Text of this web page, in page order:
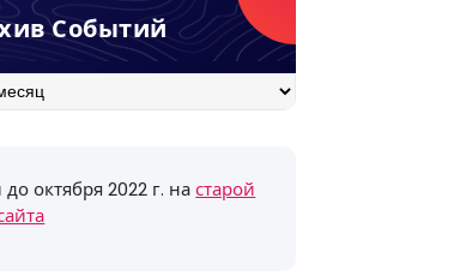
Событий
до октября 2022 г. настарой